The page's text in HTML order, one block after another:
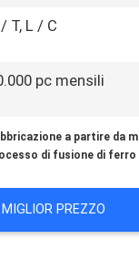
T, L / C
pc mensili
a partire da
di fusione di ferro
MIGLIOR PREZZO